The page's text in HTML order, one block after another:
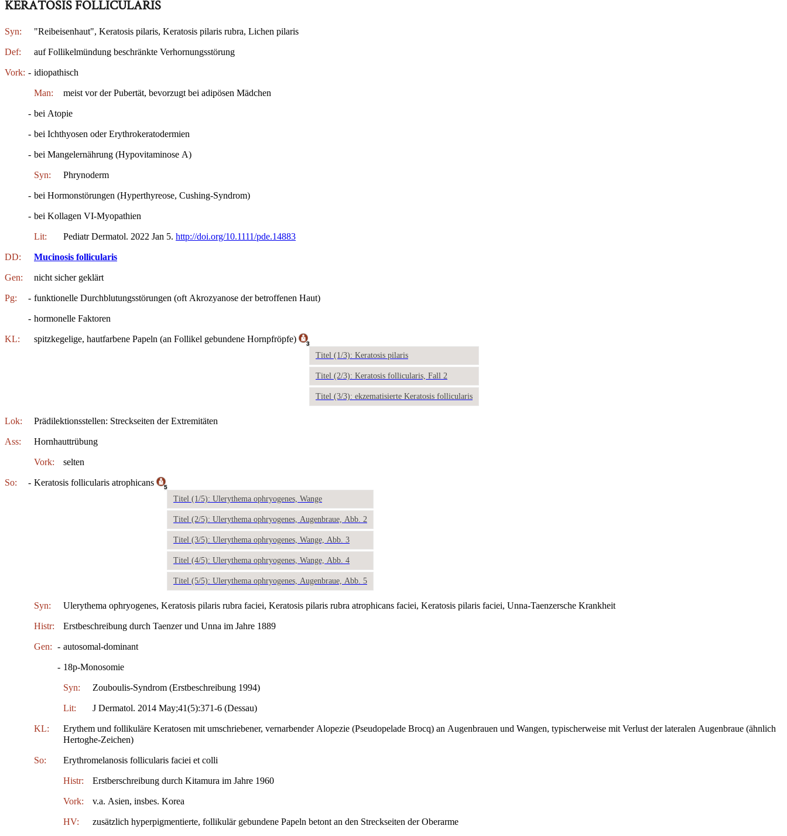
KERATOSIS FOLLICULARIS
Syn: "Reibeisenhaut", Keratosis pilaris, Keratosis pilaris rubra, Lichen pilaris
Def: auf Follikelmündung beschränkte Verhornungsstörung
Vork: - idiopathisch
Man: meist vor der Pubertät, bevorzugt bei adipösen Mädchen
- bei Atopie
- bei Ichthyosen oder Erythrokeratodermien
- bei Mangelernährung (Hypovitaminose A)
Syn: Phrynoderm
- bei Hormonstörungen (Hyperthyreose, Cushing-Syndrom)
- bei Kollagen VI-Myopathien
Lit: Pediatr Dermatol. 2022 Jan 5. http://doi.org/10.1111/pde.14883
DD: Mucinosis follicularis
Gen: nicht sicher geklärt
Pg: - funktionelle Durchblutungsstörungen (oft Akrozyanose der betroffenen Haut)
- hormonelle Faktoren
KL: spitzkegelige, hautfarbene Papeln (an Follikel gebundene Hornpfröpfe) 3
Titel (1/3): Keratosis pilaris
Titel (2/3): Keratosis follicularis, Fall 2
Titel (3/3): ekzematisierte Keratosis follicularis
Lok: Prädilektionsstellen: Streckseiten der Extremitäten
Ass: Hornhauttrübung
Vork: selten
So: - Keratosis follicularis atrophicans 5
Titel (1/5): Ulerythema ophryogenes, Wange
Titel (2/5): Ulerythema ophryogenes, Augenbraue, Abb. 2
Titel (3/5): Ulerythema ophryogenes, Wange, Abb. 3
Titel (4/5): Ulerythema ophryogenes, Wange, Abb. 4
Titel (5/5): Ulerythema ophryogenes, Augenbraue, Abb. 5
Syn: Ulerythema ophryogenes, Keratosis pilaris rubra faciei, Keratosis pilaris rubra atrophicans faciei, Keratosis pilaris faciei, Unna-Taenzersche Krankheit
Histr: Erstbeschreibung durch Taenzer und Unna im Jahre 1889
Gen: - autosomal-dominant
- 18p-Monosomie
Syn: Zouboulis-Syndrom (Erstbeschreibung 1994)
Lit: J Dermatol. 2014 May;41(5):371-6 (Dessau)
KL:
Erythem und follikuläre Keratosen mit umschriebener, vernarbender Alopezie (Pseudopelade Brocq) an Augenbrauen und Wangen, typischerweise mit Verlust der lateralen Augenbraue (ähnlich
Hertoghe-Zeichen)
So: Erythromelanosis follicularis faciei et colli
Histr: Erstberschreibung durch Kitamura im Jahre 1960
Vork: v.a. Asien, insbes. Korea
HV: zusätzlich hyperpigmentierte, follikulär gebundene Papeln betont an den Streckseiten der Oberarme